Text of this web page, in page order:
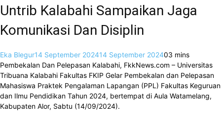
Untrib Kalabahi Sampaikan Jaga
Komunikasi Dan Disiplin
Eka Blegur14 September 202414 September 202403 mins
Pembekalan Dan Pelepasan Kalabahi, FkkNews.com – Universitas
Tribuana Kalabahi Fakultas FKIP Gelar Pembekalan dan Pelepasan
Mahasiswa Praktek Pengalaman Lapangan (PPL) Fakultas Keguruan
dan Ilmu Pendidikan Tahun 2024, bertempat di Aula Watamelang,
Kabupaten Alor, Sabtu (14/09/2024).